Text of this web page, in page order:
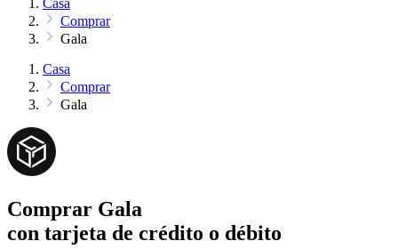
Casa
Comprar
Gala
Casa
Comprar
Gala
Comprar Gala
con tarjeta de crédito o débito